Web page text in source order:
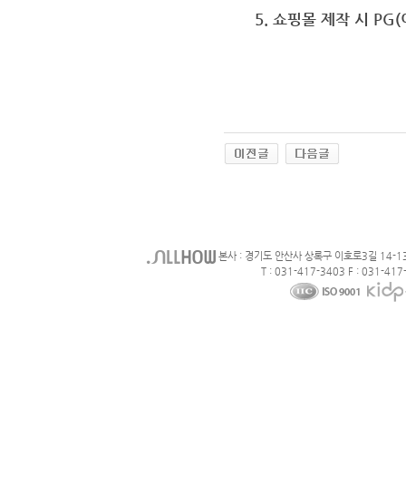
5. 쇼핑몰 제작 시
본사 : 경기도 안산사 상록구 이호로3길 14-
T : 031-417-3403 F : 031-